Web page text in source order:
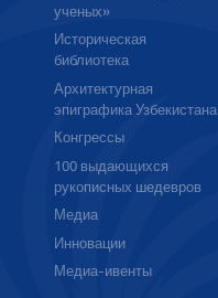
ученых»
Историческая
библиотека
Архитектурная
эпиграфика Узбекистана
Конгрессы
100 выдающихся
рукописных шедевров
Медиа
Инновации
Медиа-ивенты